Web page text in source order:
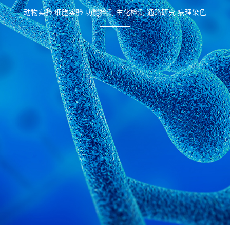
动物实验 细胞实验 功能检测 生化检测 通路研究 病理染色